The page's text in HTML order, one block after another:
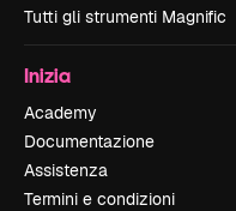
Tutti gli strumenti Magnific
Inizia
Academy
Documentazione
Assistenza
Termini e condizioni